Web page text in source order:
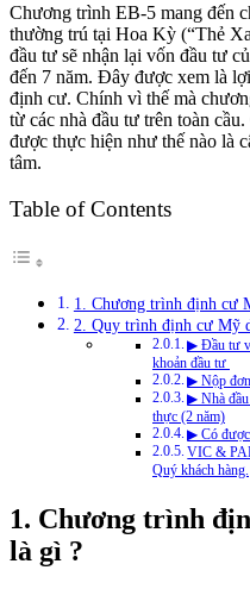
Chương trình EB-5 mang đến
thường trú tại Hoa Kỳ (“Thẻ
đầu tư sẽ nhận lại vốn đầu tư
đến 7 năm. Đây được xem là
định cư. Chính vì thế mà
từ các nhà đầu tư trên toàn
được thực hiện như thế nào là
tâm.
Table of Contents
1. Chương trình định cư
2. Quy trình định cư Mỹ
▶ Đầu tư
khoản đầu tư
▶ Nộp
▶ Nhà
thực (2 năm)
▶ Có
VIC &
Quý khách hàng.
1. Chương trình
là gì ?